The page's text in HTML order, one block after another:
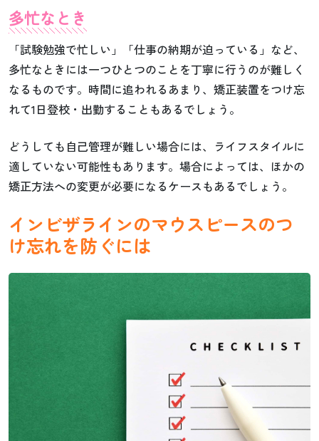
多忙なとき
「試験勉強で忙しい」「仕事の納期が迫っている」など、
多忙なときには一つひとつのことを丁寧に行うのが難しく
なるものです。時間に追われるあまり、矯正装置をつけ忘
れて1日登校・出勤することもあるでしょう。
どうしても自己管理が難しい場合には、ライフスタイルに
適していない可能性もあります。場合によっては、ほかの
矯正方法への変更が必要になるケースもあるでしょう。
インビザラインのマウスピースのつ
け忘れを防ぐには